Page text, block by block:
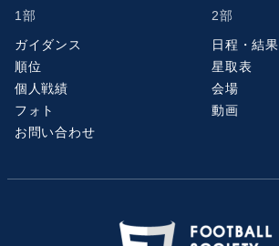
1部
2部
ガイダンス
日程・結果
順位
星取表
個人戦績
会場
フォト
動画
お問い合わせ